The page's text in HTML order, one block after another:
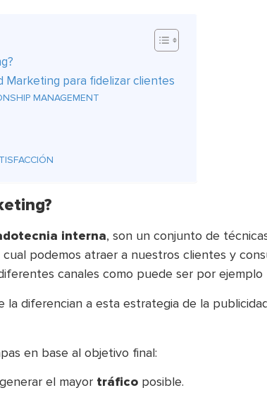
Marketing para fidelizar clientes
MANAGEMENT
interna, son un conjunto de
podemos atraer a nuestros clientes y
canales como puede ser por ejemplo
la diferencian a esta estrategia de la
en base al objetivo final:
el mayor tráfico posible.